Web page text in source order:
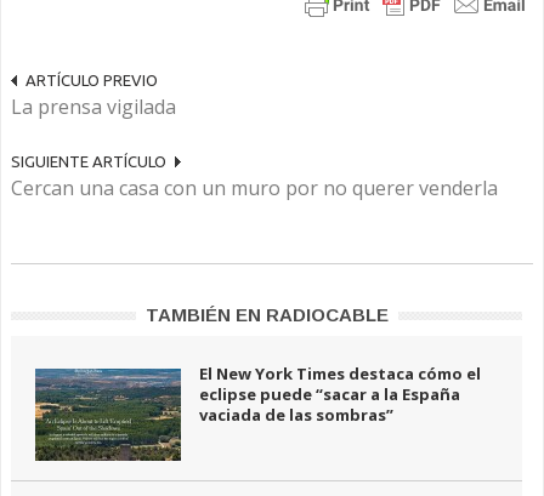
ARTÍCULO PREVIO
La prensa vigilada
SIGUIENTE ARTÍCULO
Cercan una casa con un muro por no querer venderla
TAMBIÉN EN RADIOCABLE
El New York Times destaca cómo el
eclipse puede “sacar a la España
vaciada de las sombras”